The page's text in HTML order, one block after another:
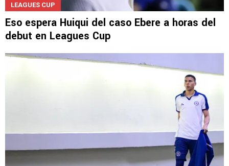
LEAGUES CUP
Eso espera Huiqui del caso Ebere a horas del
debut en Leagues Cup